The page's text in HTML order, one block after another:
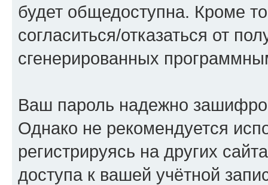
будет общедоступна. Кроме
согласиться/отказаться от
сгенерированных
Ваш пароль надежно
Однако не рекомендуется
регистрируясь на других
доступа к вашей учётной